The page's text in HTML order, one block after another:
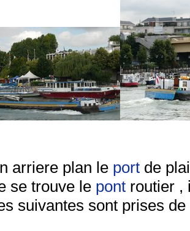
arriere plan le port de
se trouve le pont routier ,
suivantes sont prises